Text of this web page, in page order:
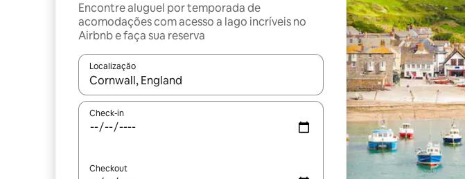
Encontre aluguel por temporada de
acomodações com acesso a lago incríveis no
Airbnb e faça sua reserva
Localização
Quando os resultados estiverem disponíveis, explore-os usando as seta para cima
Check-in
Checkout